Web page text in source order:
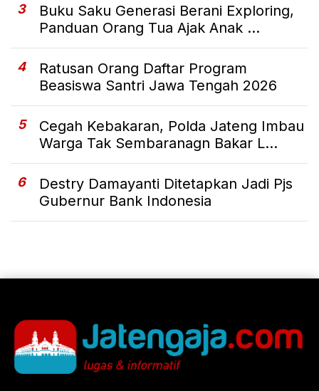
3
Buku Saku Generasi Berani Exploring,
Panduan Orang Tua Ajak Anak ...
4
Ratusan Orang Daftar Program
Beasiswa Santri Jawa Tengah 2026
5
Cegah Kebakaran, Polda Jateng Imbau
Warga Tak Sembaranagn Bakar L...
6
Destry Damayanti Ditetapkan Jadi Pjs
Gubernur Bank Indonesia